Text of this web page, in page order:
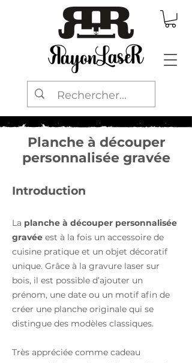
Planche à découper
personnalisée gravée
Introduction
La planche à découper personnalisée
gravée est à la fois un accessoire de
cuisine pratique et un objet décoratif
unique. Grâce à la gravure laser sur
bois, il est possible d’ajouter un
prénom, une date ou un motif afin de
créer une planche originale qui se
distingue des modèles classiques.
Très appréciée comme cadeau